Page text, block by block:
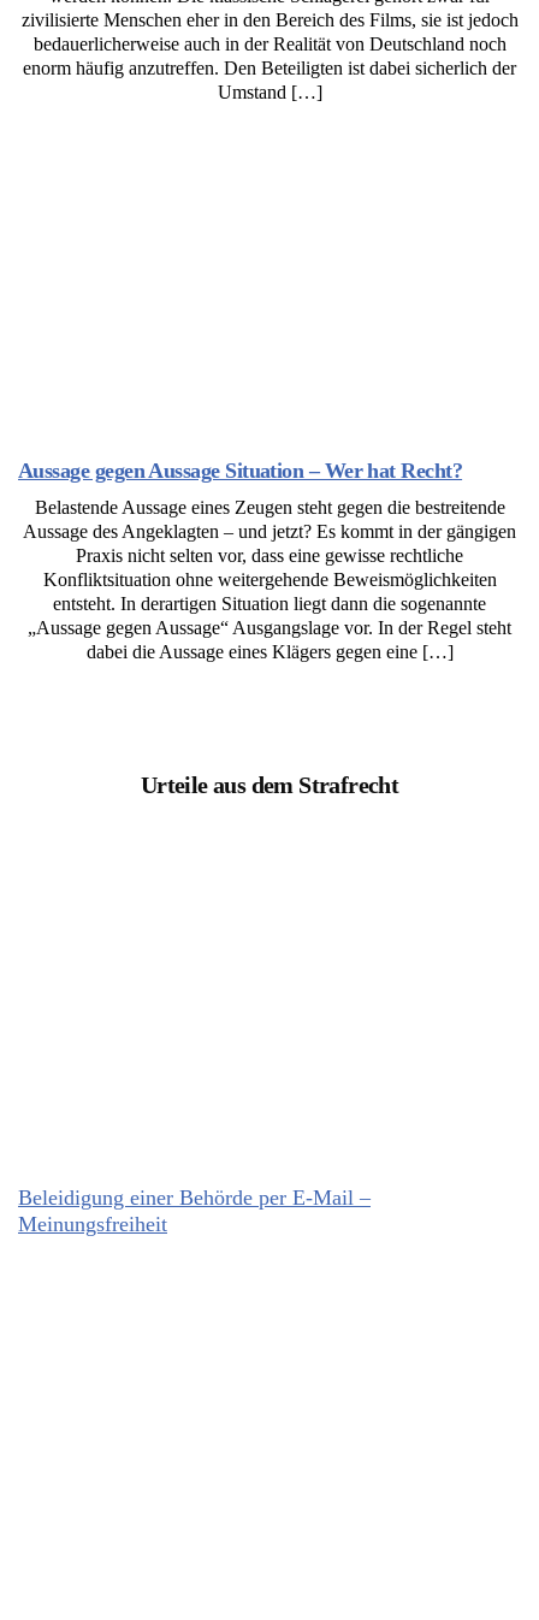
zivilisierte Menschen eher in den Bereich des Films, sie ist jedoch
bedauerlicherweise auch in der Realität von Deutschland noch
enorm häufig anzutreffen. Den Beteiligten ist dabei sicherlich der
Umstand […]
Aussage gegen Aussage Situation – Wer hat Recht?
Belastende Aussage eines Zeugen steht gegen die bestreitende
Aussage des Angeklagten – und jetzt? Es kommt in der gängigen
Praxis nicht selten vor, dass eine gewisse rechtliche
Konfliktsituation ohne weitergehende Beweismöglichkeiten
entsteht. In derartigen Situation liegt dann die sogenannte
„Aussage gegen Aussage“ Ausgangslage vor. In der Regel steht
dabei die Aussage eines Klägers gegen eine […]
Urteile aus dem Strafrecht
Beleidigung einer Behörde per E-Mail –
Meinungsfreiheit